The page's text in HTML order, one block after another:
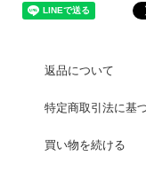
返品について
特定商取引法に基
買い物を続ける